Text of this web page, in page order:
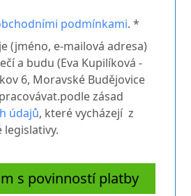
podmínkami. *
(jméno, e-mailová adresa)
a budu (Eva Kupilíková -
6, Moravské Budějovice
zásad
údajů, které vycházejí z
legislativy.
s povinností platby